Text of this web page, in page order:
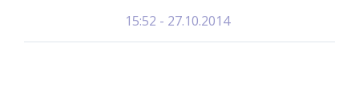
27.10.2014 - 15:52